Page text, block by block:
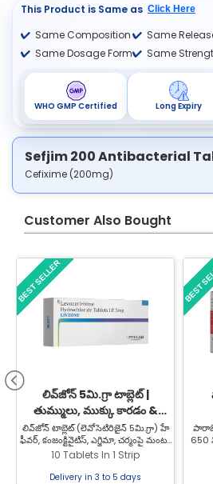
This Product is Same as Click Here
Same Composition
Same Dosage Form
Same
Same
WHO GMP Certified Long Expiry
Sefjim 200 Antibacterial
Cefixime (200mg)
Customer Also Bought
లివ్‌జోన్ 5మి.గ్రా టాబ్లెట్ |
తుమ్ములు, ముక్కు కారడం &
దురదకు యాంటీ అలర్జీ ఉపశమనం
లివ్‌జోన్ టాబ్లెట్ (లెవోసెటిరిజైన్ 5మి.గ్రా) హే
ఫీవర్, కంజంక్టివైటిస్, ఎగ్జిమా, చర్మంపై మంట/
దద్దుర్లు (హైవ్స్), పురుగు కాటు ప్రతిచర్యలను
చికిత్స చేస్తుంది. జీల్యాబ్ ఫార్మసీ నుండి
లివ్‌జోన్ టాబ్లెట్ కొనండి.
10 Tablets In 1 Strip
Delivery in 3 to 5 days
BEST SELLER
650
BEST